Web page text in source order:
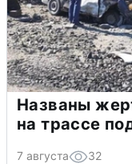
Названы
на трассе
7 августа 32